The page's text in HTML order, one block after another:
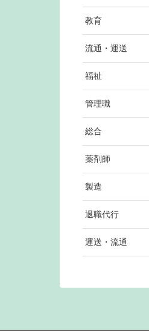
教育
流通・運送
福祉
管理職
総合
薬剤師
製造
退職代行
運送・流通